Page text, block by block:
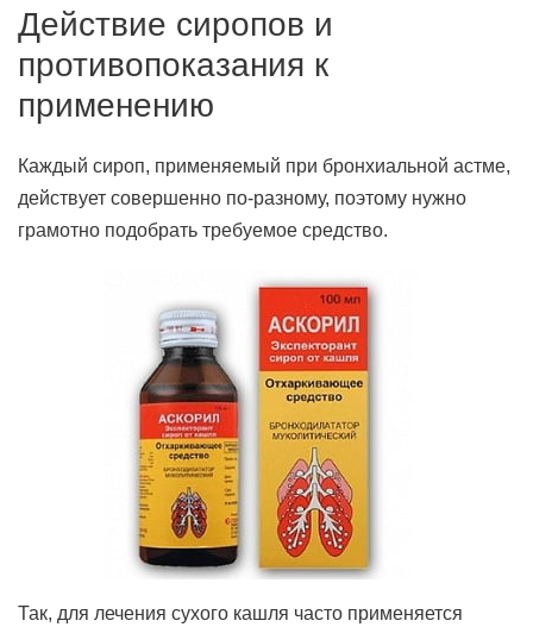
Действие сиропов и
противопоказания к
применению
Каждый сироп, применяемый при бронхиальной астме,
действует совершенно по-разному, поэтому нужно
грамотно подобрать требуемое средство.
Так, для лечения сухого кашля часто применяется